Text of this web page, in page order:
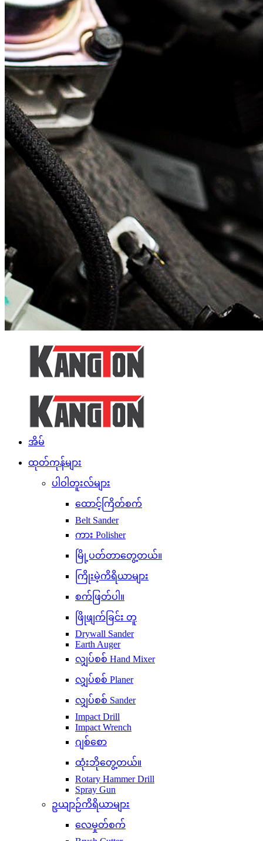
အိမ်
ထုတ်ကုန်များ
ပါဝါတူးလ်များ
ထောင့်ကြိတ်စက်
Belt Sander
ကား Polisher
မြို့ပတ်တာတွေ့တယ်။
ကြိုးမဲ့ကိရိယာများ
စက်ဖြတ်ပါ။
ဖြိုဖျက်ခြင်း တူ
Drywall Sander
Earth Auger
လျှပ်စစ် Hand Mixer
လျှပ်စစ် Planer
လျှပ်စစ် Sander
Impact Drill
Impact Wrench
ဂျစ်စော
ထုံးဘိုတွေ့တယ်။
Rotary Hammer Drill
Spray Gun
ဥယျာဉ်ကိရိယာများ
လေမှုတ်စက်